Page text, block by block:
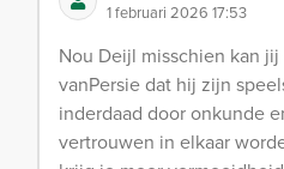
1 februari 2026 17:53
Nou Deijl misschien kan
vanPersie dat hij zijn
inderdaad door onkunde
vertrouwen in elkaar